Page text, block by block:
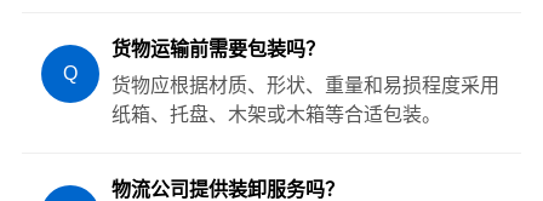
Q
货物运输前需要包装吗？
货物应根据材质、形状、重量和易损程度采用
纸箱、托盘、木架或木箱等合适包装。
物流公司提供装卸服务吗？